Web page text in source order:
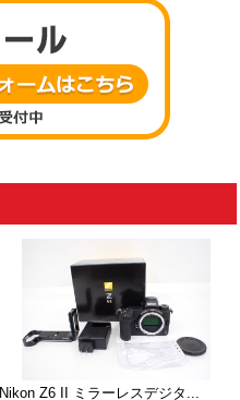
Nikon Z6 II ミラーレスデジタ...